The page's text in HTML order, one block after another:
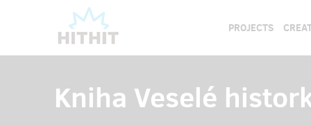
PROJECTS
Kniha Veselé